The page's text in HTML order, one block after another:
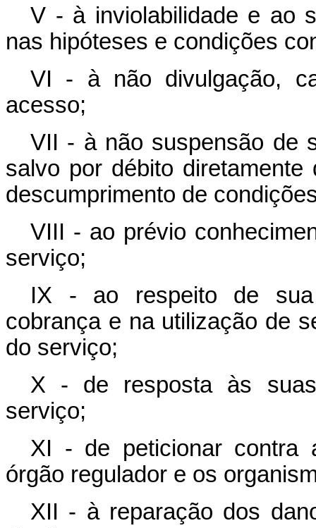
V - à inviolabilidade e ao
nas hipóteses e condições
VI - à não divulgação,
acesso;
VII - à não suspensão de
salvo por débito
descumprimento de
VIII - ao prévio
serviço;
IX - ao respeito de sua
cobrança e na utilização de
do serviço;
X - de resposta às
serviço;
XI - de peticionar contra
órgão regulador e os
XII - à reparação dos